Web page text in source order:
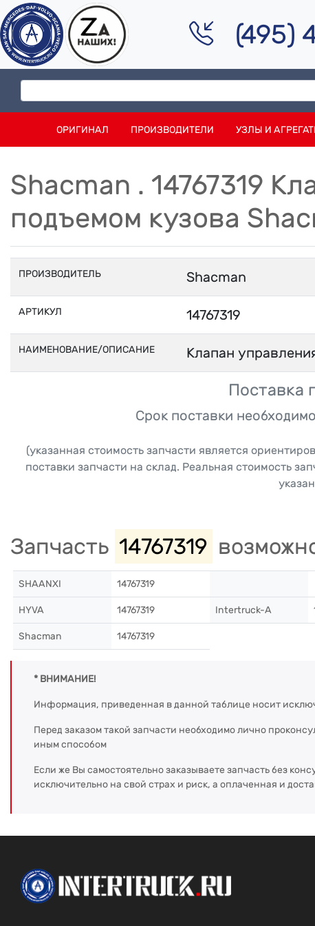
(495)
ОРИГИНАЛ ПРОИЗВОДИТЕЛИ УЗЛЫ И
Shacman . 14767319
подъемом кузова
ПРОИЗВОДИТЕЛЬ Shacman
АРТИКУЛ 14767319
НАИМЕНОВАНИЕ/ОПИСАНИЕ Клапан
Поставка
Срок поставки
(указанная стоимость запчасти является
поставки запчасти на склад. Реальная стоимость
Запчасть 14767319
SHAANXI 14767319
HYVA 14767319 Intertruck-A
Shacman 14767319
* ВНИМАНИЕ!
Информация, приведенная в данной таблице носит
Перед заказом такой запчасти необходимо лично
иным способом
Если же Вы самостоятельно заказываете запчасть без
исключительно на свой страх и риск, а оплаченная и